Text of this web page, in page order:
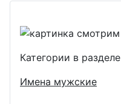
Категории в разделе
Имена мужские